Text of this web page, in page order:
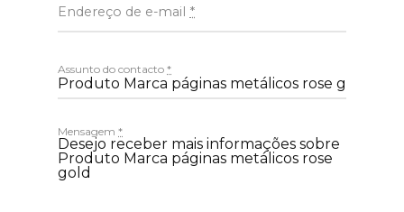
Endereço de e-mail *
Assunto do contacto *
Mensagem *